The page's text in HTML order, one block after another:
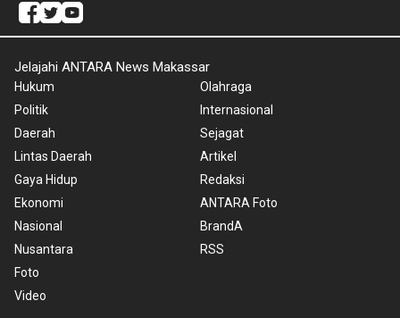
Jelajahi ANTARA News Makassar
Hukum
Politik
Daerah
Lintas Daerah
Gaya Hidup
Ekonomi
Nasional
Nusantara
Foto
Video
Olahraga
Internasional
Sejagat
Artikel
Redaksi
ANTARA Foto
BrandA
RSS